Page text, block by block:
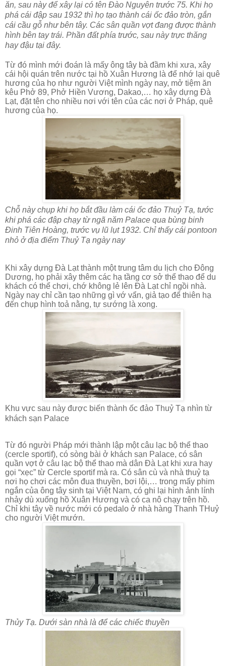
ăn, sau này để xây lại có tên Đào Nguyên trước 75. Khi họ
phá cái đập sau 1932 thì họ tạo thành cái ốc đảo tròn, gắn
cái cầu gỗ như bên tây. Các sân quần vợt đang được thành
hình bên tay trái. Phần đất phía trước, sau này trực thăng
hay đậu tại đây.
Từ đó mình mới đoán là mấy ông tây bà đầm khi xưa, xây
cái hội quán trên nước tại hồ Xuân Hương là để nhớ lại quê
hương của họ như người Việt mình ngày nay, mở tiệm ăn
kêu Phở 89, Phở Hiền Vương, Dakao,… họ xây dựng Đà
Lạt, đặt tên cho nhiều nơi với tên của các nơi ở Pháp, quê
hương của họ.
Chỗ này chụp khi họ bắt đầu làm cái ốc đảo Thuỷ Tạ, tước
khi phá các đập chạy từ ngã năm Palace qua bùng binh
Đinh Tiên Hoàng, trước vụ lũ lụt 1932. Chỉ thấy cái pontoon
nhỏ ở địa điểm Thuỷ Tạ ngày nay
Khi xây dựng Đà Lạt thành một trung tâm du lịch cho Đông
Dương, họ phải xây thêm các hạ tầng cơ sở thể thao để du
khách có thể chơi, chớ không lẻ lên Đà Lạt chỉ ngồi nhà.
Ngày nay chỉ cần tạo những gì vớ vẩn, giả tạo để thiên hạ
đến chụp hình toả nằng, tự sướng là xong.
Khu vực sau này được biến thành ốc đảo Thuỷ Tạ nhìn từ
khách sạn Palace
Từ đó người Pháp mới thành lập một câu lạc bộ thể thao
(cercle sportif), có sòng bài ở khách sạn Palace, có sân
quần vợt ở câu lạc bộ thể thao mà dân Đà Lạt khi xưa hay
gọi “xẹc” từ Cercle sportif mà ra. Có sân cù và nhà thuỷ tạ
nơi họ chơi các môn đua thuyền, bơi lội,… trong mấy phim
ngắn của ông tây sinh tại Việt Nam, có ghi lại hình ảnh lính
nhảy dù xuống hồ Xuân Hương và có ca nô chạy trên hồ.
Chỉ khi tây về nước mới có pedalo ở nhà hàng Thanh THuỷ
cho người Việt mướn.
Thủy Tạ. Dưới sàn nhà là để các chiếc thuyền